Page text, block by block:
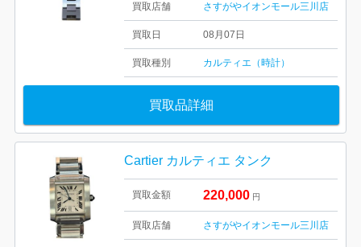
買取店舗 さすがやイオンモール三川店
買取日 08月07日
買取種別 カルティエ（時計）
買取品詳細
Cartier カルティエ タンク
買取金額 220,000 円
買取店舗 さすがやイオンモール三川店